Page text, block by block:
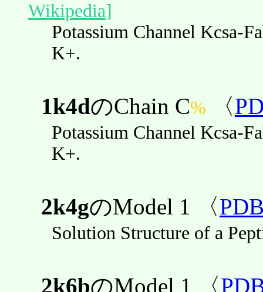
Wikipedia]
Potassium Channel Kcsa-
K+.
1k4dのChain C% 〈
Potassium Channel Kcsa-
K+.
2k4gのModel 1 〈
Solution Structure of a
2k6bのModel 1 〈